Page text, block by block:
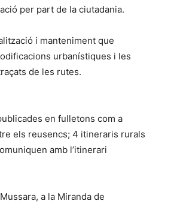
per part de la ciutadania.
i manteniment que
urbanístiques i les
de les rutes.
en fulletons com a
els reusencs; 4 itineraris rurals
amb l’itinerari
a la Miranda de